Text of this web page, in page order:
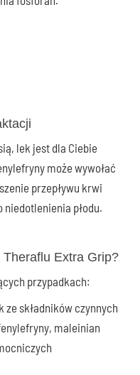
lek jest dla Ciebie
może wywołać
przepływu krwi
płodu.
Extra Grip?
przypadkach:
składników czynnych
maleinian